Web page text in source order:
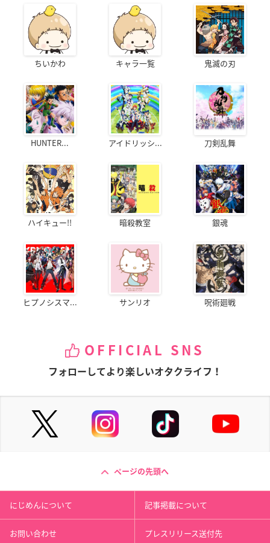
ちいかわ キャラ一覧 鬼滅の刃
HUNTER... アイドリッシ... 刀剣乱舞
ハイキュー!! 暗殺教室 銀魂
ヒプノシスマ... サンリオ 呪術廻戦
OFFICIAL SNS
フォローしてより楽しいオタクライフ！
ページの先頭へ
にじめんについて 記事掲載について
お問い合わせ プレスリリース送付先